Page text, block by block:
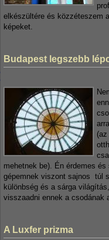
elkészültére és közzéteszem
képeket.
Budapest legszebb
mehetnek be). Én érdemes
gépemnek viszont sajnos túl
különbség és a sárga
visszaadni ennek a csodának
A Luxfer prizma